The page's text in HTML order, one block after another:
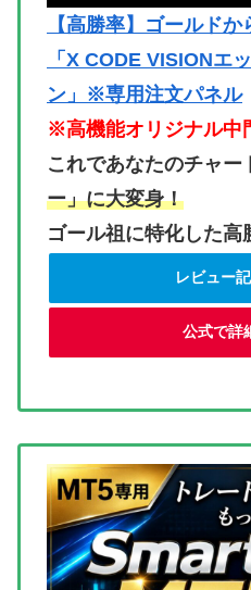
【高勝率】ゴールドか
「X CODE VISIONエ
ン」※専用注文パネル
※高機能オリジナル中
これであなたのチャー
ー」に大変身！
ゴール祖に特化した高
レビュー
公式で詳